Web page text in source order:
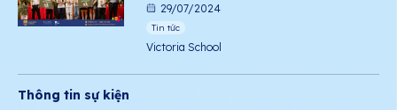
29/07/2024
Tin tức
Victoria School
Thông tin sự kiện